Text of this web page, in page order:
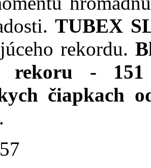
TUBEX
rekordu.
rekoru -
čiapkach